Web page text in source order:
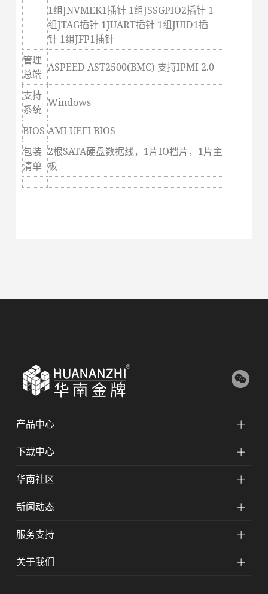
1组JNVMEK1插针 1组JSSGPIO2插针 1
组JTAG插针 1JUART插针 1组JUID1插
针 1组JFP1插针
管理
总端
ASPEED AST2500(BMC) 支持IPMI 2.0
支持
系统
Windows
BIOS AMI UEFI BIOS
包装
清单
2根SATA硬盘数据线，1片IO挡片，1片主
板
产品中心
下载中心
华南社区
新闻动态
服务支持
关于我们